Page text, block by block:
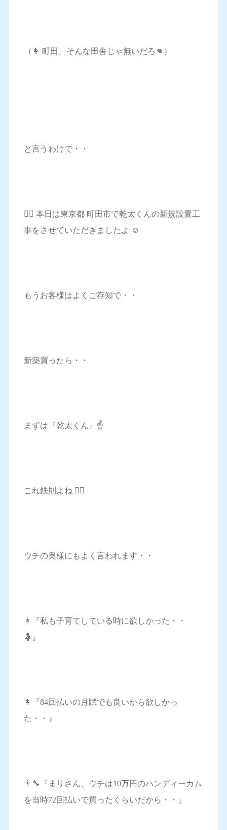
（👩 町田、そんな田舎じゃ無いだろ👊）
と言うわけで・・
💁‍♀️ 本日は東京都 町田市で乾太くんの新規設置工
事をさせていただきましたよ ☺️
もうお客様はよくご存知で・・
新築買ったら・・
まずは『乾太くん』☝️
これ鉄則よね 👱‍♀️
ウチの奥様にもよく言われます・・
👩『私も子育てしている時に欲しかった・・
🤱』
👩『84回払いの月賦でも良いから欲しかっ
た・・』
👨‍🔧『まりさん、ウチは10万円のハンディーカム
を当時72回払いで買ったくらいだから・・』